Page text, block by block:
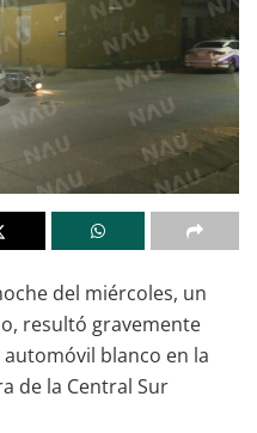
del miércoles, un
resultó gravemente
blanco en la
de la Central Sur